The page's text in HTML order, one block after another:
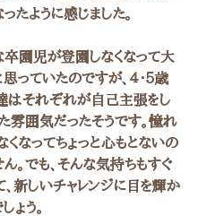
たように感じました。
園児が登園しなくなって大
っていたのですが、４・５歳
はそれぞれが自己主張をし
雰囲気だったそうです。憧れ
なってちょっと心もとないの
。でも、そんな気持ちもすぐ
新しいチャレンジに目を輝か
ょう。